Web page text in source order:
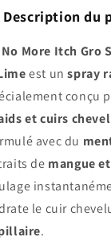
Description du
No More Itch Gro
est unspray
conçu
et cuirs
avec du
de mangue
le cuir
.